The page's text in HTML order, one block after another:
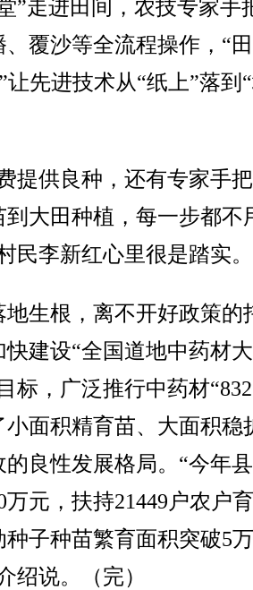
”走进田间，农技专家手
覆沙等全流程操作，“
让先进技术从“纸上”落到
供良种，还有专家手
到大田种植，每一步都不
民李新红心里很是踏实。
根，离不开好政策的
建设“全国道地中药材
标，广泛推行中药材
小面积精育苗、大面积稳
良性发展格局。“今年
万元，扶持21449户农户
种子种苗繁育面积突破5万
绍说。（完）